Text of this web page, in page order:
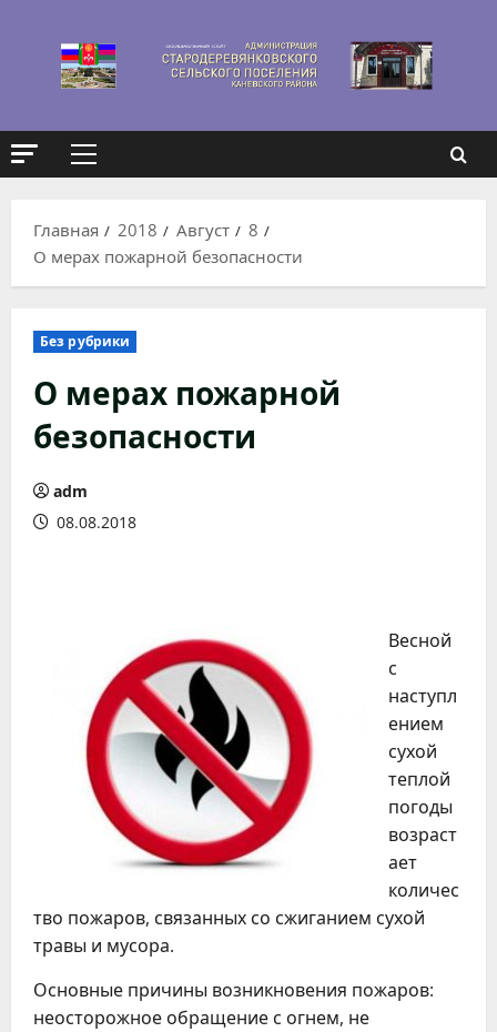
содержимому
Основное
Главная
2018 Август
8
О мерах пожарной безопасности
Без рубрики
О мерах пожарной
безопасности
adm
08.08.2018
Весной
с
наступл
ением
сухой
теплой
погоды
возраст
ает
количес
тво пожаров, связанных со сжиганием сухой
травы и мусора.
Основные причины возникновения пожаров:
неосторожное обращение с огнем, не